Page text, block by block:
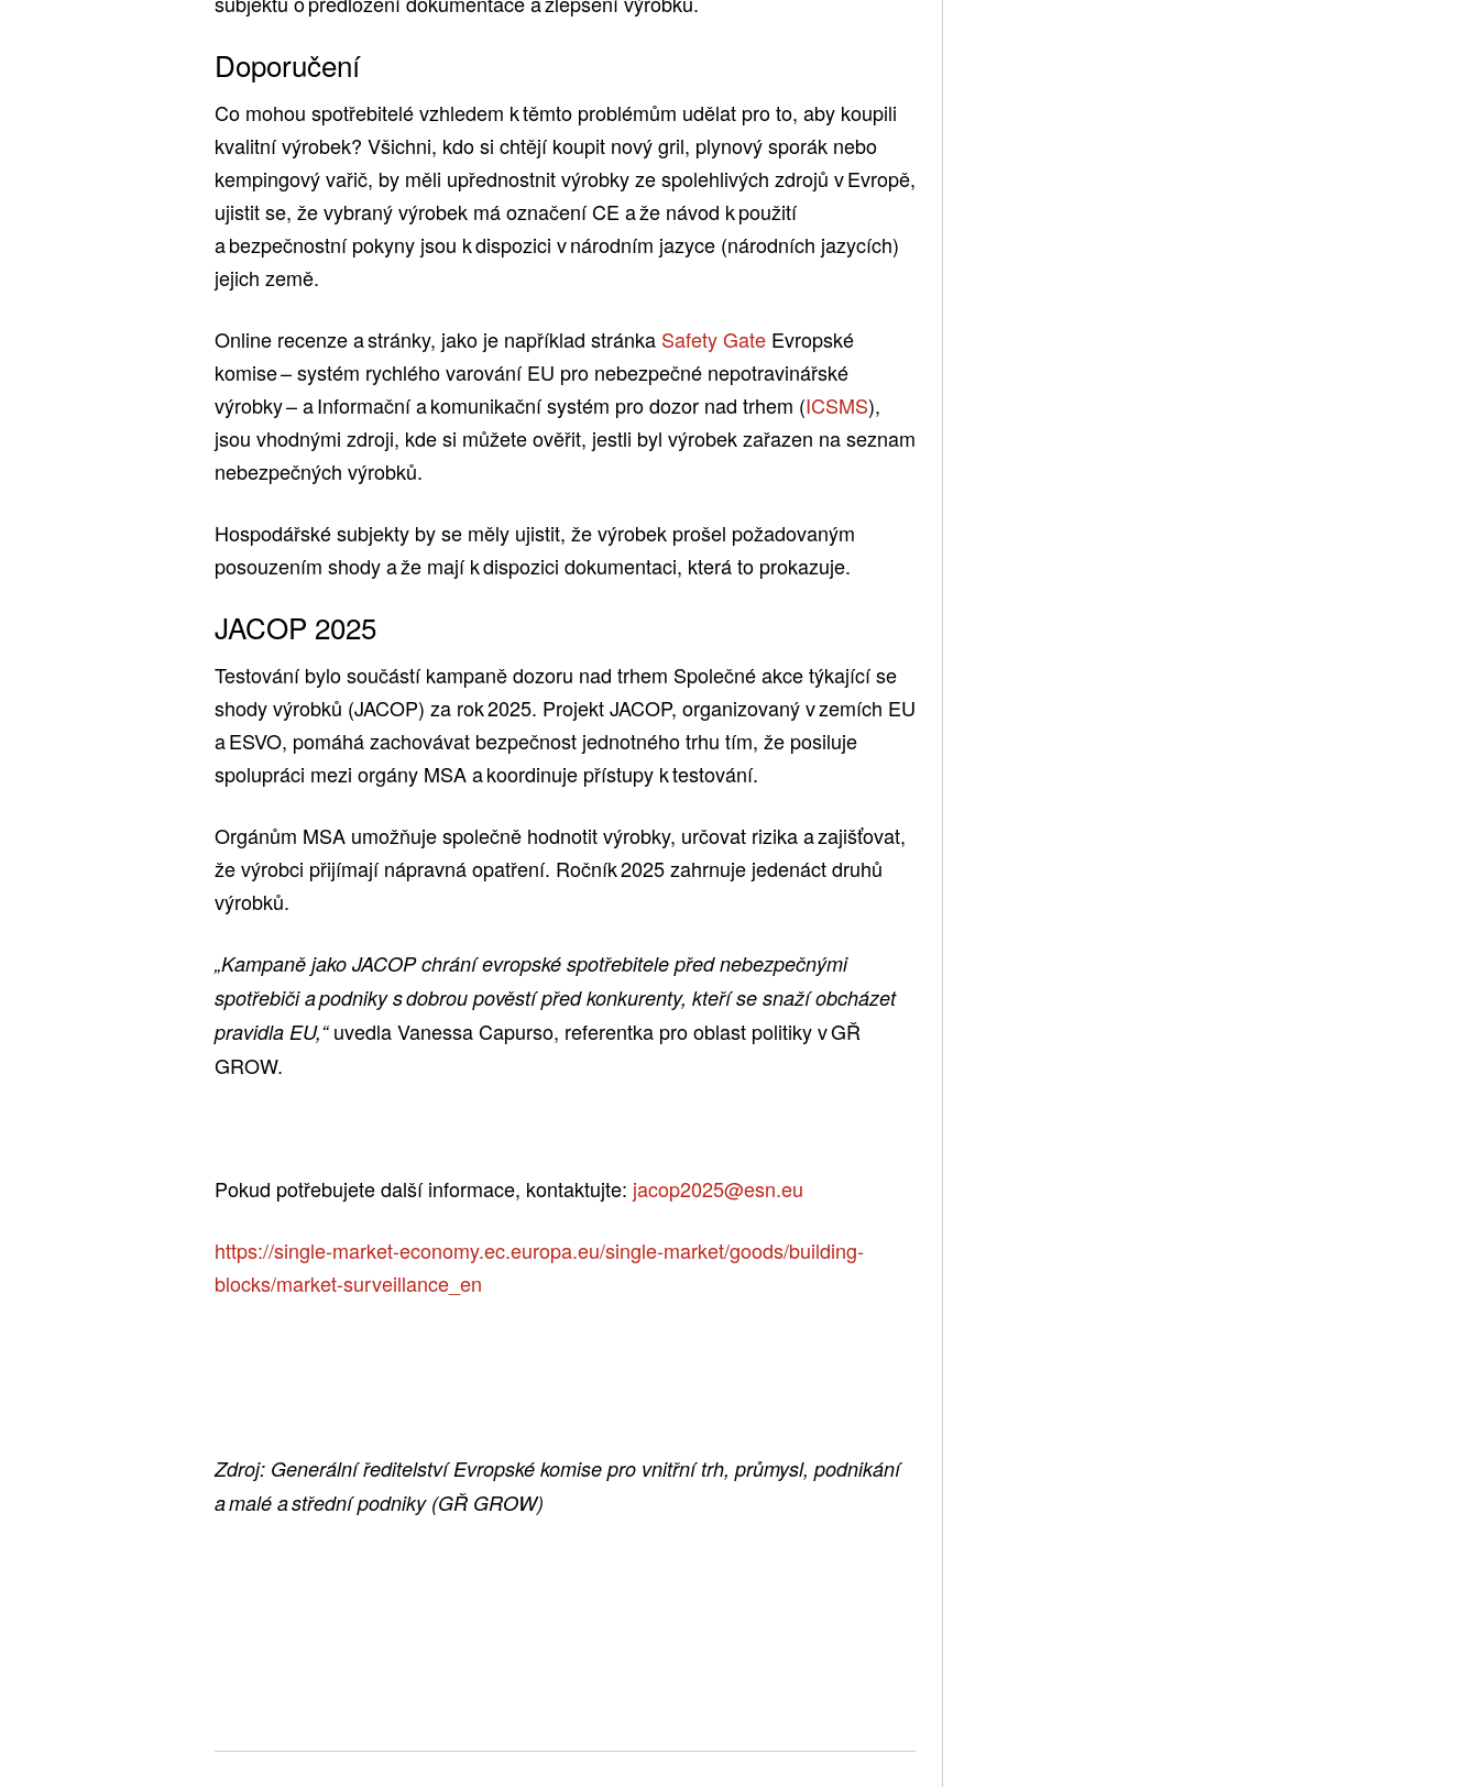
Doporučení
Co mohou spotřebitelé vzhledem k těmto problémům udělat pro to, aby koupili
kvalitní výrobek? Všichni, kdo si chtějí koupit nový gril, plynový sporák nebo
kempingový vařič, by měli upřednostnit výrobky ze spolehlivých zdrojů v Evropě,
ujistit se, že vybraný výrobek má označení CE a že návod k použití
a bezpečnostní pokyny jsou k dispozici v národním jazyce (národních jazycích)
jejich země.
Online recenze a stránky, jako je například stránka Safety Gate Evropské
komise – systém rychlého varování EU pro nebezpečné nepotravinářské
výrobky – a Informační a komunikační systém pro dozor nad trhem (ICSMS),
jsou vhodnými zdroji, kde si můžete ověřit, jestli byl výrobek zařazen na seznam
nebezpečných výrobků.
Hospodářské subjekty by se měly ujistit, že výrobek prošel požadovaným
posouzením shody a že mají k dispozici dokumentaci, která to prokazuje.
JACOP 2025
Testování bylo součástí kampaně dozoru nad trhem Společné akce týkající se
shody výrobků (JACOP) za rok 2025. Projekt JACOP, organizovaný v zemích EU
a ESVO, pomáhá zachovávat bezpečnost jednotného trhu tím, že posiluje
spolupráci mezi orgány MSA a koordinuje přístupy k testování.
Orgánům MSA umožňuje společně hodnotit výrobky, určovat rizika a zajišťovat,
že výrobci přijímají nápravná opatření. Ročník 2025 zahrnuje jedenáct druhů
výrobků.
„Kampaně jako JACOP chrání evropské spotřebitele před nebezpečnými
spotřebiči a podniky s dobrou pověstí před konkurenty, kteří se snaží obcházet
pravidla EU,“uvedla Vanessa Capurso, referentka pro oblast politiky v GŘ
GROW.
Pokud potřebujete další informace, kontaktujte: jacop2025@esn.eu
https://single-market-economy.ec.europa.eu/single-market/goods/building-
blocks/market-surveillance_en
Zdroj: Generální ředitelství Evropské komise pro vnitřní trh, průmysl, podnikání
a malé a střední podniky (GŘ GROW)